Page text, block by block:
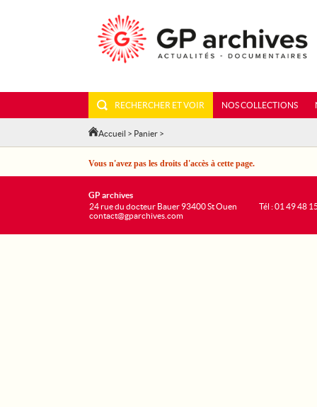
RECHERCHER ET VOIR NOS COLLECTIONS
Accueil > Panier >
Vous n'avez pas les droits d'accès à cette page.
GP archives
24 rue du docteur Bauer 93400 St Ouen
contact@gparchives.com
Tél : 01 49 48